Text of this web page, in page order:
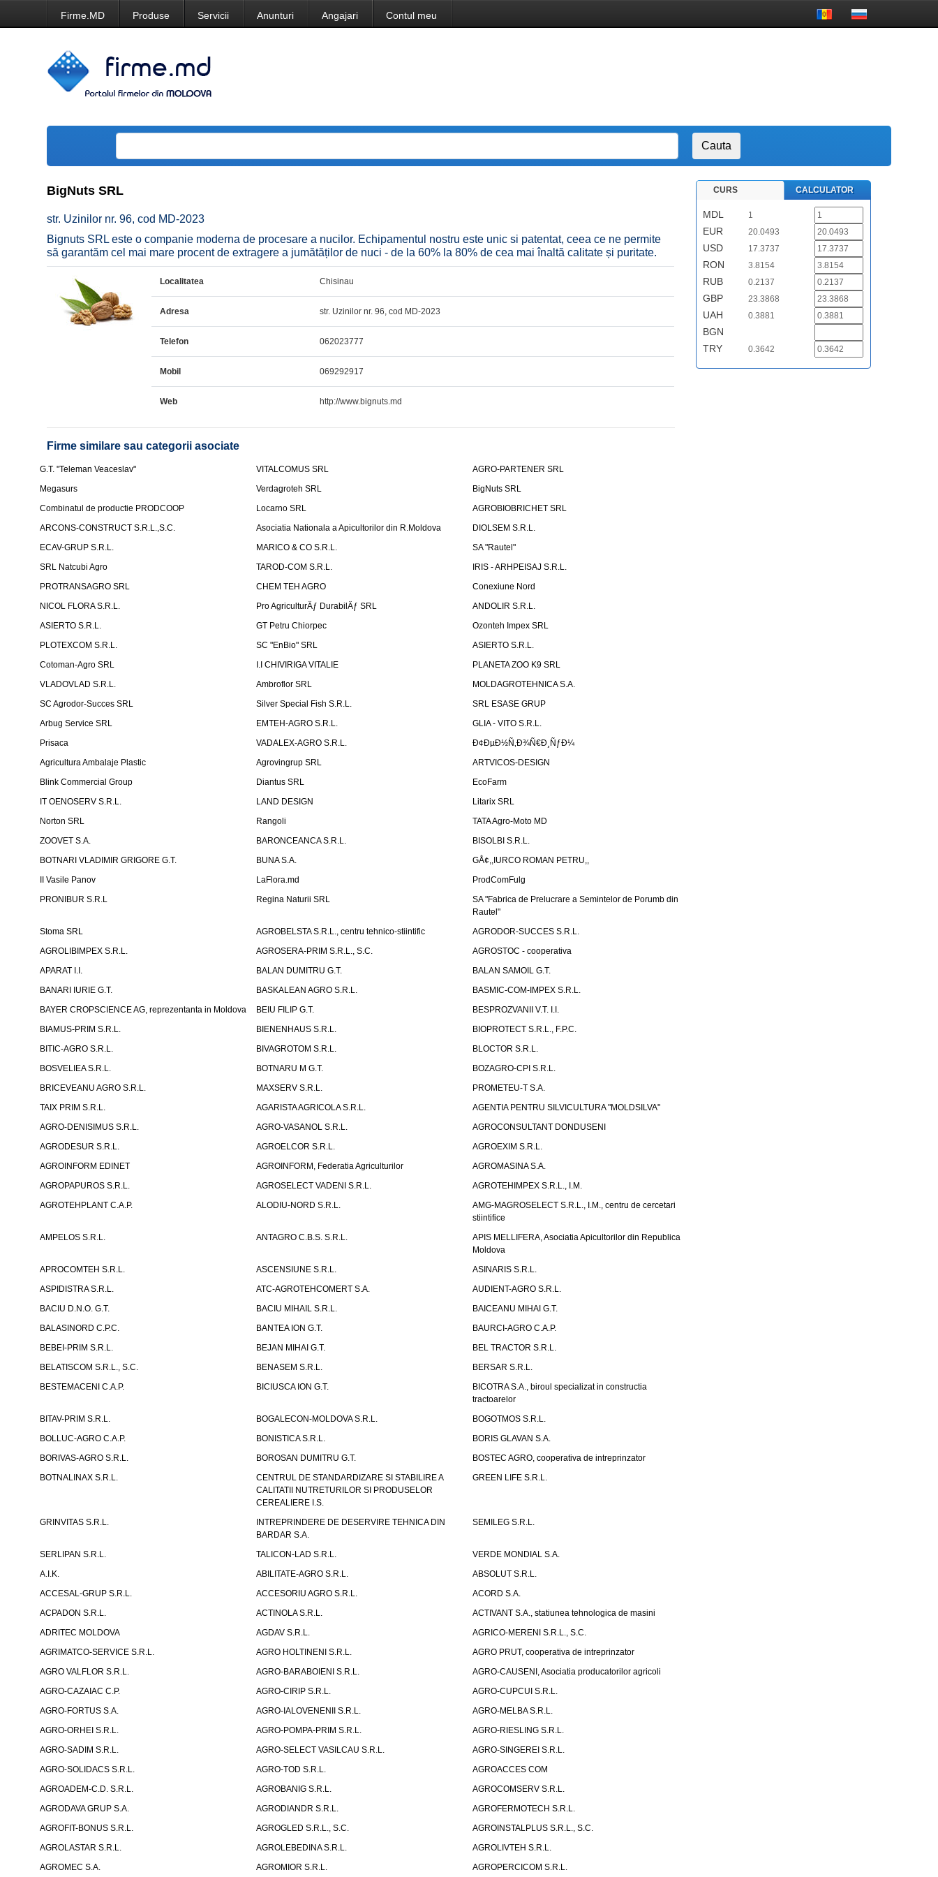
Firme.MD Produse Servicii Anunturi Angajari Contul meu
BigNuts SRL
str. Uzinilor nr. 96, cod MD-2023
Bignuts SRL este o companie moderna de procesare a nucilor. Echipamentul nostru este unic si patentat, ceea ce ne permite
să garantăm cel mai mare procent de extragere a jumătăților de nuci - de la 60% la 80% de cea mai înaltă calitate și puritate.
Localitatea Chisinau
Adresa str. Uzinilor nr. 96, cod MD-2023
Telefon 062023777
Mobil 069292917
Web http://www.bignuts.md
Firme similare sau categorii asociate
G.T. "Teleman Veaceslav" VITALCOMUS SRL
AGRO-PARTENER SRL
Megasurs
Verdagroteh SRL
BigNuts SRL
Combinatul de productie PRODCOOP
Locarno SRL
AGROBIOBRICHET SRL
ARCONS-CONSTRUCT S.R.L.,S.C.
Asociatia Nationala a Apicultorilor din R.Moldova
DIOLSEM S.R.L.
ECAV-GRUP S.R.L.
MARICO & CO S.R.L.
SA "Rautel"
SRL Natcubi Agro
TAROD-COM S.R.L.
IRIS - ARHPEISAJ S.R.L.
PROTRANSAGRO SRL
CHEM TEH AGRO
Conexiune Nord
NICOL FLORA S.R.L.
Pro AgriculturÄƒ DurabilÄƒ SRL
ANDOLIR S.R.L.
ASIERTO S.R.L.
GT Petru Chiorpec
Ozonteh Impex SRL
PLOTEXCOM S.R.L.
SC "EnBio" SRL
ASIERTO S.R.L.
Cotoman-Agro SRL
I.I CHIVIRIGA VITALIE
PLANETA ZOO K9 SRL
VLADOVLAD S.R.L.
Ambroflor SRL
MOLDAGROTEHNICA S.A.
SC Agrodor-Succes SRL
Silver Special Fish S.R.L.
SRL ESASE GRUP
Arbug Service SRL
EMTEH-AGRO S.R.L.
GLIA - VITO S.R.L.
Prisaca
VADALEX-AGRO S.R.L.
Ð¢ÐµÐ½Ñ‚Ð¾Ñ€Ð¸ÑƒÐ¼
Agricultura Ambalaje Plastic
Agrovingrup SRL
ARTVICOS-DESIGN
Blink Commercial Group
Diantus SRL
EcoFarm
IT OENOSERV S.R.L.
LAND DESIGN
Litarix SRL
Norton SRL
Rangoli
TATA Agro-Moto MD
ZOOVET S.A.
BARONCEANCA S.R.L.
BISOLBI S.R.L.
BOTNARI VLADIMIR GRIGORE G.T.
BUNA S.A.
GÅ¢,,IURCO ROMAN PETRU,,
II Vasile Panov
LaFlora.md
ProdComFulg
PRONIBUR S.R.L
Regina Naturii SRL
SA "Fabrica de Prelucrare a Semintelor de Porumb din
Rautel"
Stoma SRL
AGROBELSTA S.R.L., centru tehnico-stiintific
AGRODOR-SUCCES S.R.L.
AGROLIBIMPEX S.R.L.
AGROSERA-PRIM S.R.L., S.C.
AGROSTOC - cooperativa
APARAT I.I.
BALAN DUMITRU G.T.
BALAN SAMOIL G.T.
BANARI IURIE G.T.
BASKALEAN AGRO S.R.L.
BASMIC-COM-IMPEX S.R.L.
BAYER CROPSCIENCE AG, reprezentanta in Moldova
BEIU FILIP G.T.
BESPROZVANII V.T. I.I.
BIAMUS-PRIM S.R.L.
BIENENHAUS S.R.L.
BIOPROTECT S.R.L., F.P.C.
BITIC-AGRO S.R.L.
BIVAGROTOM S.R.L.
BLOCTOR S.R.L.
BOSVELIEA S.R.L.
BOTNARU M G.T.
BOZAGRO-CPI S.R.L.
BRICEVEANU AGRO S.R.L.
MAXSERV S.R.L.
PROMETEU-T S.A.
TAIX PRIM S.R.L.
AGARISTA AGRICOLA S.R.L.
AGENTIA PENTRU SILVICULTURA "MOLDSILVA"
AGRO-DENISIMUS S.R.L.
AGRO-VASANOL S.R.L.
AGROCONSULTANT DONDUSENI
AGRODESUR S.R.L.
AGROELCOR S.R.L.
AGROEXIM S.R.L.
AGROINFORM EDINET
AGROINFORM, Federatia Agriculturilor
AGROMASINA S.A.
AGROPAPUROS S.R.L.
AGROSELECT VADENI S.R.L.
AGROTEHIMPEX S.R.L., I.M.
AGROTEHPLANT C.A.P.
ALODIU-NORD S.R.L.
AMG-MAGROSELECT S.R.L., I.M., centru de cercetari
stiintifice
AMPELOS S.R.L.
ANTAGRO C.B.S. S.R.L.
APIS MELLIFERA, Asociatia Apicultorilor din Republica
Moldova
APROCOMTEH S.R.L.
ASCENSIUNE S.R.L.
ASINARIS S.R.L.
ASPIDISTRA S.R.L.
ATC-AGROTEHCOMERT S.A.
AUDIENT-AGRO S.R.L.
BACIU D.N.O. G.T.
BACIU MIHAIL S.R.L.
BAICEANU MIHAI G.T.
BALASINORD C.P.C.
BANTEA ION G.T.
BAURCI-AGRO C.A.P.
BEBEI-PRIM S.R.L.
BEJAN MIHAI G.T.
BEL TRACTOR S.R.L.
BELATISCOM S.R.L., S.C.
BENASEM S.R.L.
BERSAR S.R.L.
BESTEMACENI C.A.P.
BICIUSCA ION G.T.
BICOTRA S.A., biroul specializat in constructia
tractoarelor
BITAV-PRIM S.R.L.
BOGALECON-MOLDOVA S.R.L.
BOGOTMOS S.R.L.
BOLLUC-AGRO C.A.P.
BONISTICA S.R.L.
BORIS GLAVAN S.A.
BORIVAS-AGRO S.R.L.
BOROSAN DUMITRU G.T.
BOSTEC AGRO, cooperativa de intreprinzator
BOTNALINAX S.R.L.
CENTRUL DE STANDARDIZARE SI STABILIRE A
CALITATII NUTRETURILOR SI PRODUSELOR
CEREALIERE I.S.
GREEN LIFE S.R.L.
GRINVITAS S.R.L.
INTREPRINDERE DE DESERVIRE TEHNICA DIN
BARDAR S.A.
SEMILEG S.R.L.
SERLIPAN S.R.L. TALICON-LAD S.R.L.
VERDE MONDIAL S.A.
A.I.K.
ABILITATE-AGRO S.R.L.
ABSOLUT S.R.L.
ACCESAL-GRUP S.R.L.
ACCESORIU AGRO S.R.L.
ACORD S.A.
ACPADON S.R.L.
ACTINOLA S.R.L.
ACTIVANT S.A., statiunea tehnologica de masini
ADRITEC MOLDOVA
AGDAV S.R.L.
AGRICO-MERENI S.R.L., S.C.
AGRIMATCO-SERVICE S.R.L.
AGRO HOLTINENI S.R.L.
AGRO PRUT, cooperativa de intreprinzator
AGRO VALFLOR S.R.L.
AGRO-BARABOIENI S.R.L.
AGRO-CAUSENI, Asociatia producatorilor agricoli
AGRO-CAZAIAC C.P.
AGRO-CIRIP S.R.L.
AGRO-CUPCUI S.R.L.
AGRO-FORTUS S.A.
AGRO-IALOVENENII S.R.L.
AGRO-MELBA S.R.L.
AGRO-ORHEI S.R.L.
AGRO-POMPA-PRIM S.R.L.
AGRO-RIESLING S.R.L.
AGRO-SADIM S.R.L.
AGRO-SELECT VASILCAU S.R.L.
AGRO-SINGEREI S.R.L.
AGRO-SOLIDACS S.R.L.
AGRO-TOD S.R.L.
AGROACCES COM
AGROADEM-C.D. S.R.L.
AGROBANIG S.R.L.
AGROCOMSERV S.R.L.
AGRODAVA GRUP S.A.
AGRODIANDR S.R.L.
AGROFERMOTECH S.R.L.
AGROFIT-BONUS S.R.L.
AGROGLED S.R.L., S.C.
AGROINSTALPLUS S.R.L., S.C.
AGROLASTAR S.R.L.
AGROLEBEDINA S.R.L.
AGROLIVTEH S.R.L.
AGROMEC S.A.
AGROMIOR S.R.L.
AGROPERCICOM S.R.L.
CURS CALCULATOR
MDL 1
EUR 20.0493
USD 17.3737
RON 3.8154
RUB 0.2137
GBP 23.3868
UAH 0.3881
BGN
TRY
0.3642